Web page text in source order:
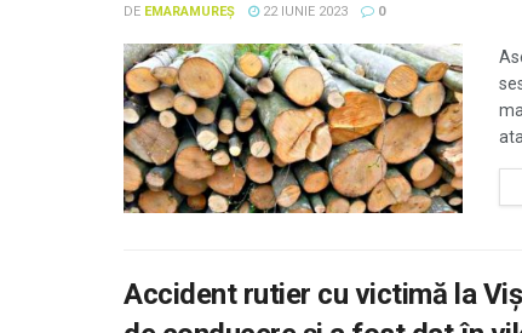
DE EMARAMUREȘ 22 IUNIE 2023 0
Accident rutier cu victimă la